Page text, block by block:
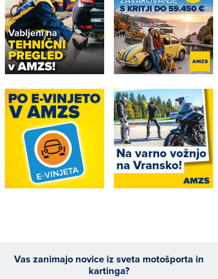
Vas zanimajo novice iz sveta motošporta in
kartinga?